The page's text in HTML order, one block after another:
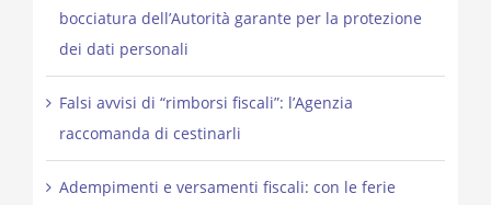
bocciatura dell’Autorità garante per la protezione
dei dati personali
Falsi avvisi di “rimborsi fiscali”: l’Agenzia
raccomanda di cestinarli
Adempimenti e versamenti fiscali: con le ferie